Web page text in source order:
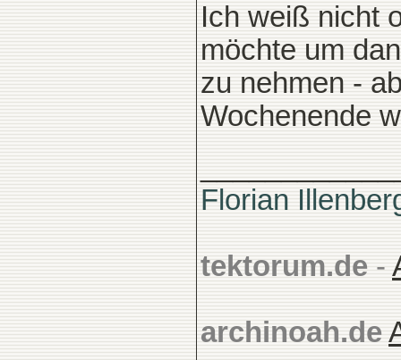
Ich weiß nicht
möchte um
zu nehmen -
Wochenende
Florian
tektorum.de -
archinoah.de